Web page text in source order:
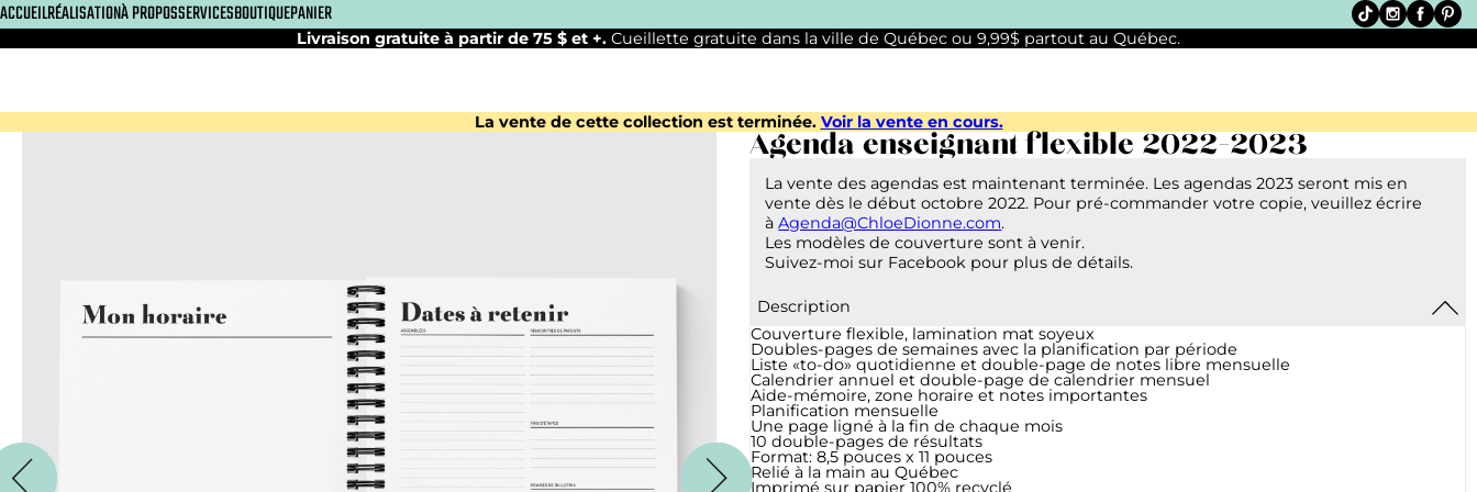
ACCUEILRÉALISATIONÀ PROPOSSERVICESBOUTIQUEPANIER
Livraison gratuite à partir de 75 $ et +. Cueillette gratuite dans la ville de Québec ou 9,99$ partout au Québec.
La vente de cette collection est terminée. Voir la vente en cours.
Agenda enseignant flexible 2022-2023
La vente des agendas est maintenant terminée. Les agendas 2023 seront mis en
vente dès le début octobre 2022. Pour pré-commander votre copie, veuillez écrire
àAgenda@ChloeDionne.com.
Les modèles de couverture sont à venir.
Suivez-moi sur Facebook pour plus de détails.
Description
Couverture flexible, lamination mat soyeux
Doubles-pages de semaines avec la planification par période
Liste «to-do» quotidienne et double-page de notes libre mensuelle
Calendrier annuel et double-page de calendrier mensuel
Aide-mémoire, zone horaire et notes importantes
Planification mensuelle
Une page ligné à la fin de chaque mois
10 double-pages de résultats
Format: 8,5 pouces x 11 pouces
Relié à la main au Québec
Imprimé sur papier 100% recyclé